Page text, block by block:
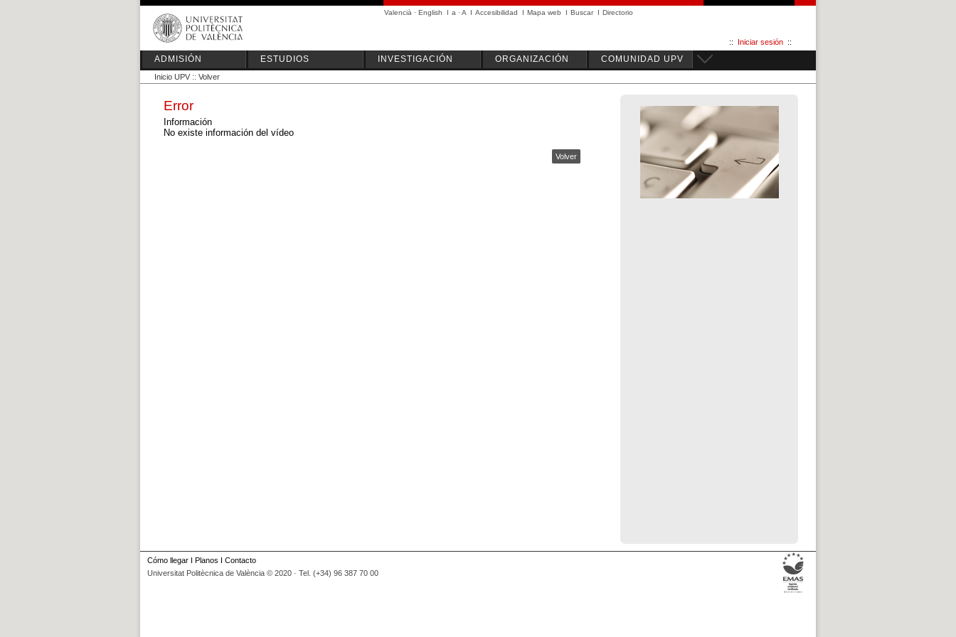
Valencià · English I a ·A I Accesibilidad I Mapa web I Buscar I Directorio
:: Iniciar sesión ::
ADMISIÓN ESTUDIOS INVESTIGACIÓN ORGANIZACIÓN COMUNIDAD UPV
Inicio UPV :: Volver
Error
Información
No existe información del vídeo
Volver
Cómo llegar I Planos I Contacto
Universitat Politècnica de València © 2020 · Tel. (+34) 96 387 70 00